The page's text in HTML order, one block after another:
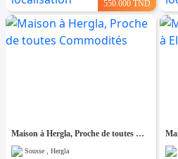
550.000 TND
Maison à Hergla, Proche de toutes Commodités
Sousse , Hergla